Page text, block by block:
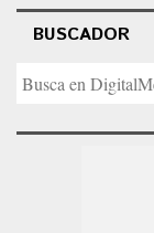
BUSCADOR